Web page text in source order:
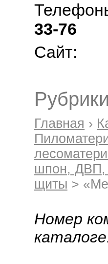
33-76
Сайт:
Главная ›
шпон,
щиты >
Номер